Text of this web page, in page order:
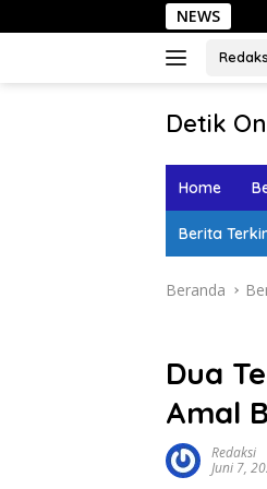
ke
NEWS
Detik
Ungkap
Home
Berita
Beranda
Dua
Amal
Redaksi
Juni 7,